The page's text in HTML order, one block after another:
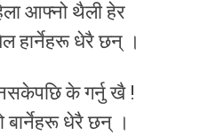
आफ्नो थैली हेर
हार्नेहरू धेरै छन् ।
के गर्नु ख‌ै !
बार्नेहरू धेरै छन् ।